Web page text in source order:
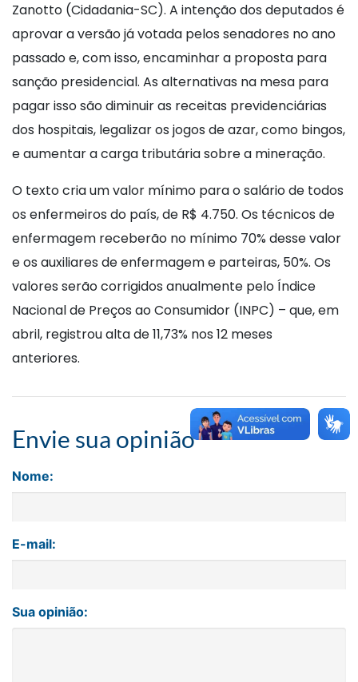
Zanotto (Cidadania-SC). A intenção dos deputados é
aprovar a versão já votada pelos senadores no ano
passado e, com isso, encaminhar a proposta para
sanção presidencial. As alternativas na mesa para
pagar isso são diminuir as receitas previdenciárias
dos hospitais, legalizar os jogos de azar, como bingos,
e aumentar a carga tributária sobre a mineração.
O texto cria um valor mínimo para o salário de todos
os enfermeiros do país, de R$ 4.750. Os técnicos de
enfermagem receberão no mínimo 70% desse valor
e os auxiliares de enfermagem e parteiras, 50%. Os
valores serão corrigidos anualmente pelo Índice
Nacional de Preços ao Consumidor (INPC) – que, em
abril, registrou alta de 11,73% nos 12 meses
anteriores.
Envie sua opinião
Nome:
E-mail:
Sua opinião: